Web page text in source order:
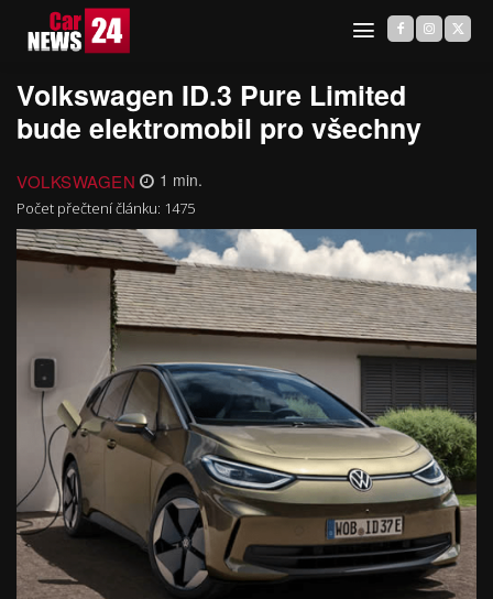
Volkswagen ID.3 Pure Limited
bude elektromobil pro všechny
VOLKSWAGEN 1 min.
Počet přečtení článku: 1475